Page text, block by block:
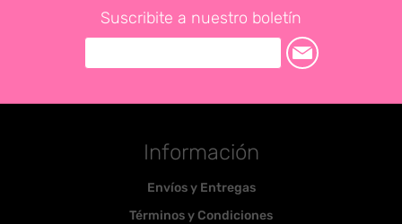
Suscribite a nuestro boletín
Información
Envíos y Entregas
Términos y Condiciones